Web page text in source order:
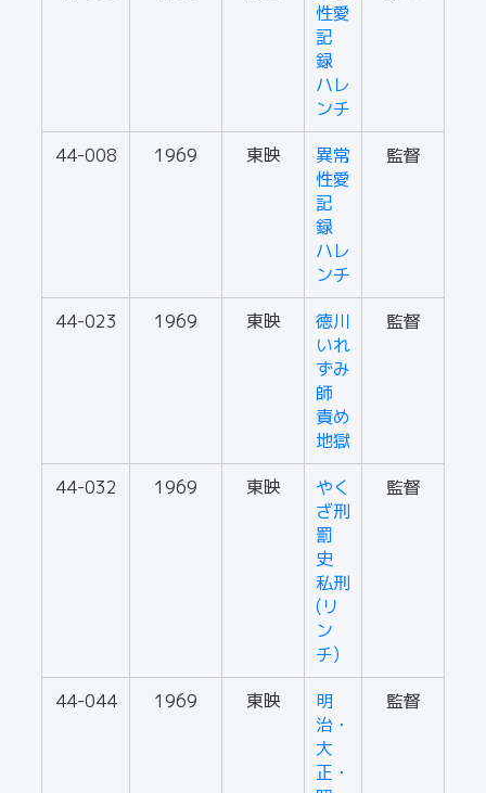
性愛
記
録
ハレ
ンチ
44-008 1969 東映
異常
性愛
記
録
ハレ
ンチ
監督
44-023 1969 東映
徳川
いれ
ずみ
師
責め
地獄
監督
44-032 1969 東映
やく
ざ刑
罰
史
私刑
(リ
ン
チ)
監督
44-044 1969 東映
明
治・
大
正・
監督